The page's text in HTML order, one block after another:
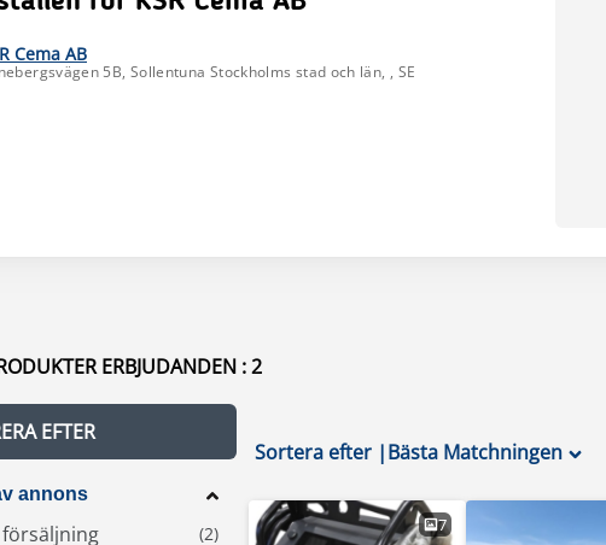
Cema AB
5B, Sollentuna Stockholms stad och län, , SE
ERBJUDANDEN : 2
EFTER
annons
Sortera efter |Bästa Matchningen
7